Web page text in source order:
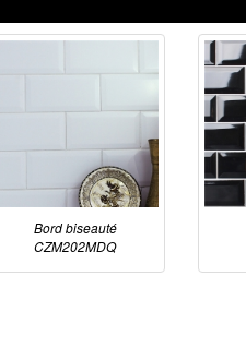
Bord biseauté
CZM202MDQ